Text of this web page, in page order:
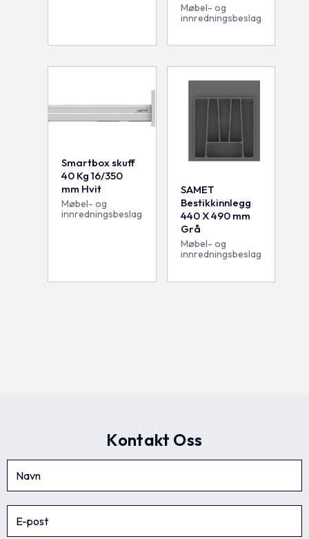
Møbel- og
innredningsbeslag
Smartbox skuff
40 Kg 16/350
mm Hvit
Møbel- og
innredningsbeslag
SAMET
Bestikkinnlegg
440 X 490 mm
Grå
Møbel- og
innredningsbeslag
Kontakt Oss